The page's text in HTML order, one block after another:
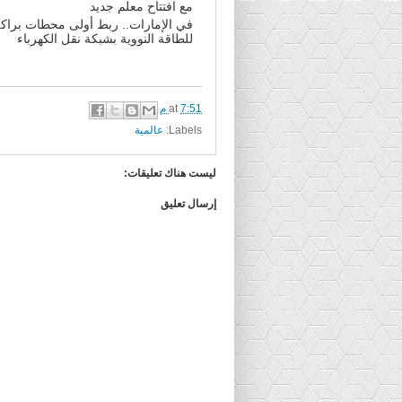
مع افتتاح معلم جديد
في الإمارات.. ربط أولى محطات
للطاقة النووية بشبكة نقل الكهرباء
at7:51 م
Labels:
عالمية
ليست هناك تعليقات:
إرسال تعليق